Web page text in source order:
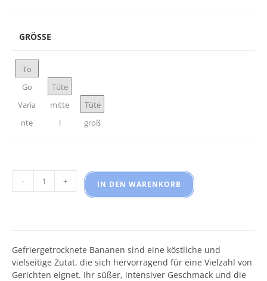
GRÖSSE
To
Go
Varia
nte
Tüte
mitte
l
Tüte
groß
Bananenscheiben Menge
- + IN DEN WARENKORB
Gefriergetrocknete Bananen sind eine köstliche und
vielseitige Zutat, die sich hervorragend für eine Vielzahl von
Gerichten eignet. Ihr süßer, intensiver Geschmack und die